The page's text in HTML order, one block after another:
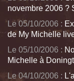
novembre 2006 ?
Le 05/10/2006 :
de My Michelle
Le 05/10/2006 :
Michelle à
Le 04/10/2006 :